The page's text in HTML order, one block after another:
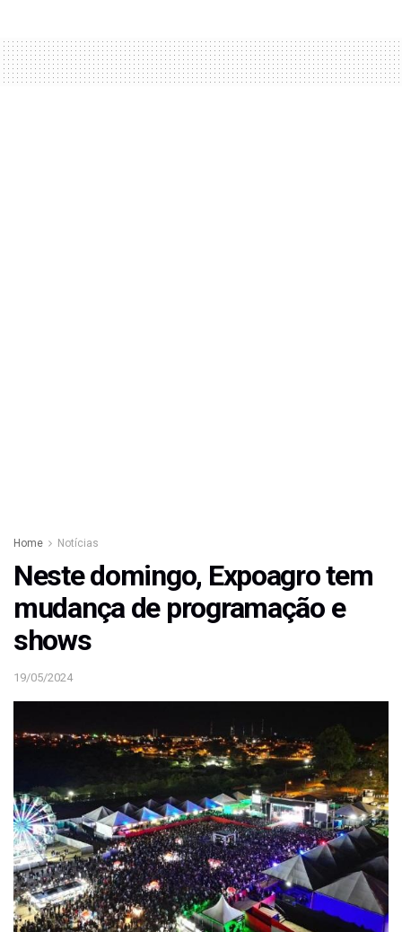
Home Notícias
Neste domingo, Expoagro tem
mudança de programação e
shows
19/05/2024